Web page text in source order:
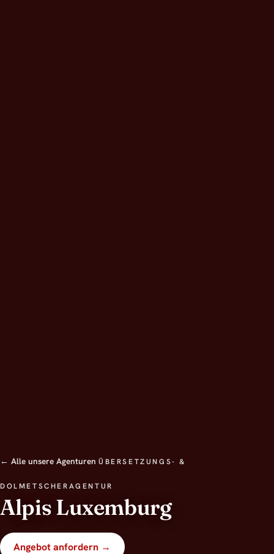
← Alle unsere Agenturen ÜBERSETZUNGS- &
DOLMETSCHERAGENTUR
Alpis Luxemburg
Angebot anfordern →